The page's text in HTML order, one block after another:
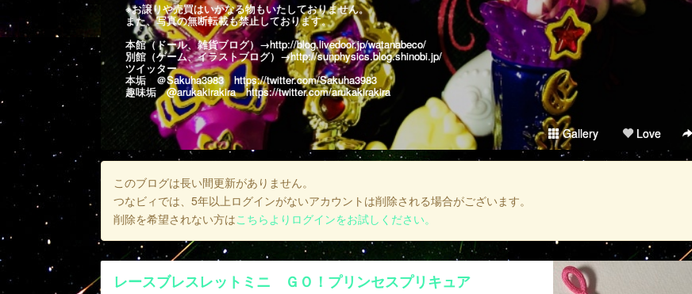
※お譲りや売買はいかなる物もいたしておりません。
また、写真の無断転載も禁止しております。
本館（ドール、雑貨ブログ）→http://blog.livedoor.jp/watanabeco/
別館（ゲーム、イラストブログ）→http://sunphysics.blog.shinobi.jp/
ツイッター
本垢 ＠Sakuha3983https://twitter.com/Sakuha3983
趣味垢 @arukakirakirahttps://twitter.com/arukakirakira
Gallery Love
このブログは長い間更新がありません。
つなビィでは、5年以上ログインがないアカウントは削除される場合がございます。
削除を希望されない方はこちらよりログインをお試しください。
レースブレスレットミニ ＧＯ！プリンセスプリキュア